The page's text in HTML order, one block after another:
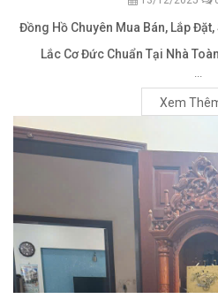
Đồng Hồ Chuyên Mua Bán, Lắp
Lắc Cơ Đức Chuẩn Tại Nhà
Xem